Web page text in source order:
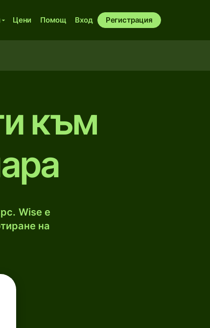
Цени Помощ Вход Регистрация
към
Wise е
на